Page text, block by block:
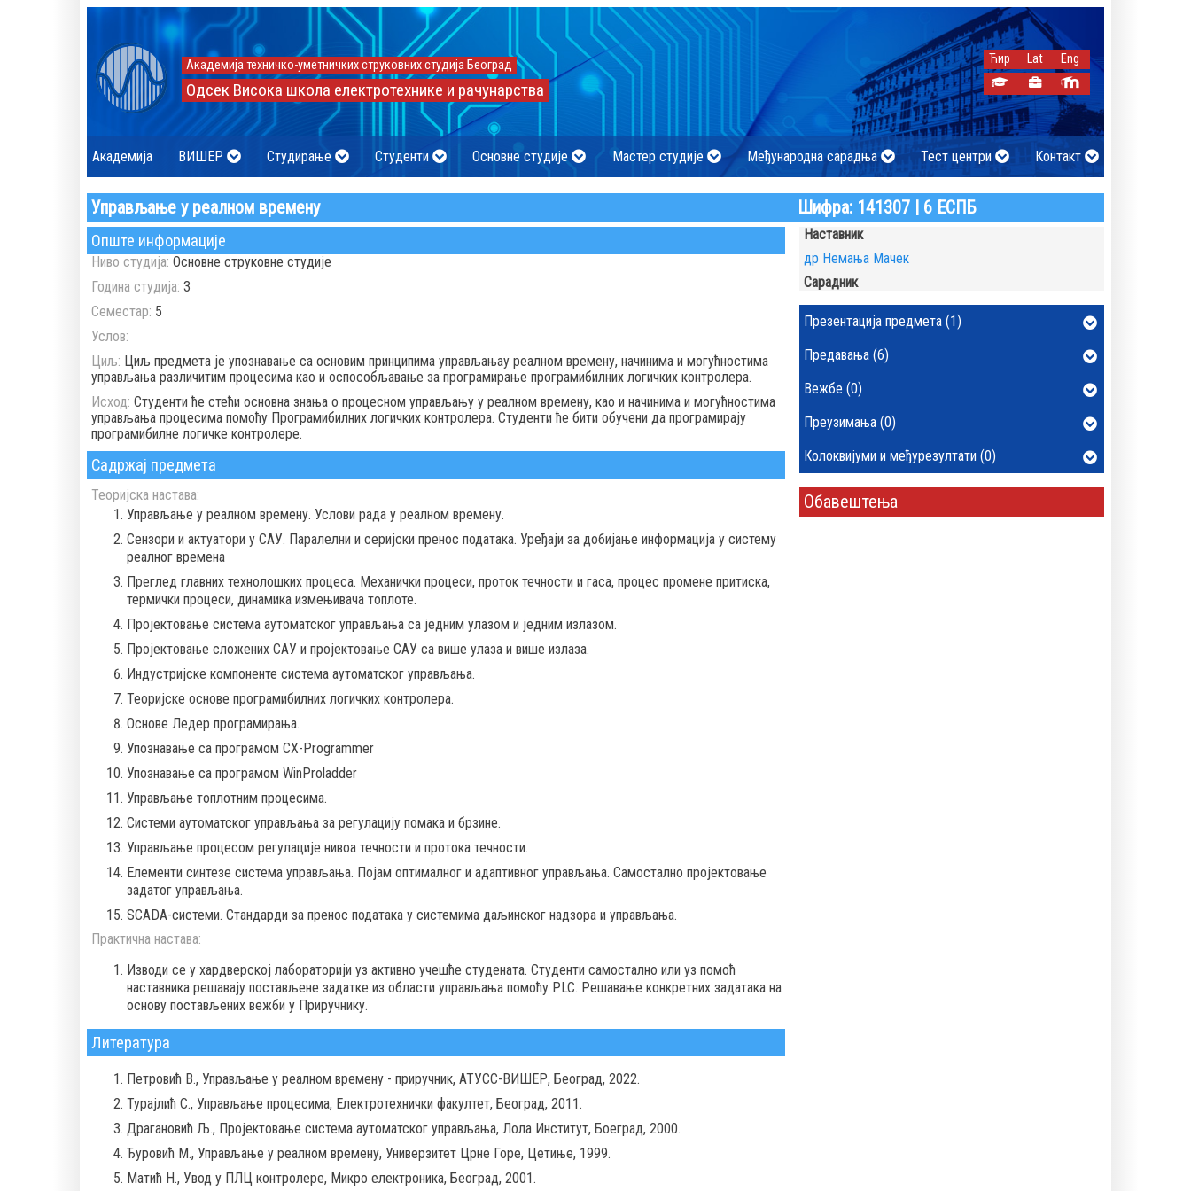
Академија техничко-уметничких струковних студија Београд
Одсек Висока школа електротехнике и рачунарства
Ћир Lat Eng
Академија ВИШЕР Студирање Студенти Основне студије Мастер студије Међународна сарадња Тест центри Контакт
Управљање у реалном времену Шифра: 141307 | 6 ЕСПБ
Опште информације
Ниво студија: Основне струковне студије
Година студија: 3
Семестар: 5
Услов:
Циљ: Циљ предмета је упознавање са основим принципима управљањау реалном времену, начинима и могућностима
управљања различитим процесима као и оспособљавање за програмирање програмибилних логичких контролера.
Исход: Студенти ће стећи основна знања о процесном управљању у реалном времену, као и начинима и могућностима
управљања процесима помоћу Програмибилних логичких контролера. Студенти ће бити обучени да програмирају
програмибилне логичке контролере.
Садржај предмета
Теоријска настава:
Управљање у реалном времену. Услови рада у реалном времену.
Сензори и актуатори у САУ. Паралелни и серијски пренос података. Уређаји за добијање информација у систему
реалног времена
Преглед главних технолошких процеса. Механички процеси, проток течности и гаса, процес промене притиска,
термички процеси, динамика измењивача топлоте.
Пројектовање система аутоматског управљања са једним улазом и једним излазом.
Пројектовање сложених САУ и пројектовање САУ са више улаза и више излаза.
Индустријске компоненте система аутоматског управљања.
Теоријске основе програмибилних логичких контролера.
Основе Ледер програмирања.
Упознавање са програмом CX-Programmer
Упознавање са програмом WinProladder
Управљање топлотним процесима.
Системи аутоматског управљања за регулацију помака и брзине.
Управљање процесом регулације нивоа течности и протока течности.
Елементи синтезе система управљања. Појам оптималног и адаптивног управљања. Самостално пројектовање
задатог управљања.
SCADA-системи. Стандарди за пренос података у системима даљинског надзора и управљања.
Практична настава:
Изводи се у хардверској лабораторији уз активно учешће студената. Студенти самостално или уз помоћ
наставника решавају постављене задатке из области управљања помоћу PLC. Решавање конкретних задатака на
основу постављених вежби у Приручнику.
Литература
Петровић В., Управљање у реалном времену - приручник, АТУСС-ВИШЕР, Београд, 2022.
Турајлић С., Управљање процесима, Електротехнички факултет, Београд, 2011.
Драгановић Љ., Пројектовање система аутоматског управљања, Лола Институт, Боеград, 2000.
Ђуровић М., Управљање у реалном времену, Универзитет Црне Горе, Цетиње, 1999.
Матић Н., Увод у ПЛЦ контролере, Микро електроника, Београд, 2001.
Наставник
др Немања Мачек
Сарадник
Презентација предмета (1)
Предавања (6)
Вежбе (0)
Преузимања (0)
Колоквијуми и међурезултати (0)
Обавештења